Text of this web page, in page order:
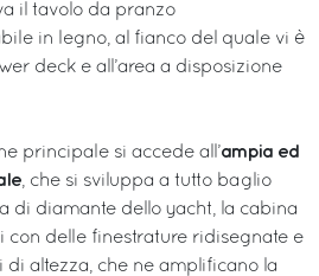
il tavolo da pranzo
in legno, al fianco del quale vi è
deck e all’area a disposizione
principale si accede all’ampia ed
, che si sviluppa a tutto baglio
di diamante dello yacht, la cabina
con delle finestrature ridisegnate e
altezza, che ne amplificano la